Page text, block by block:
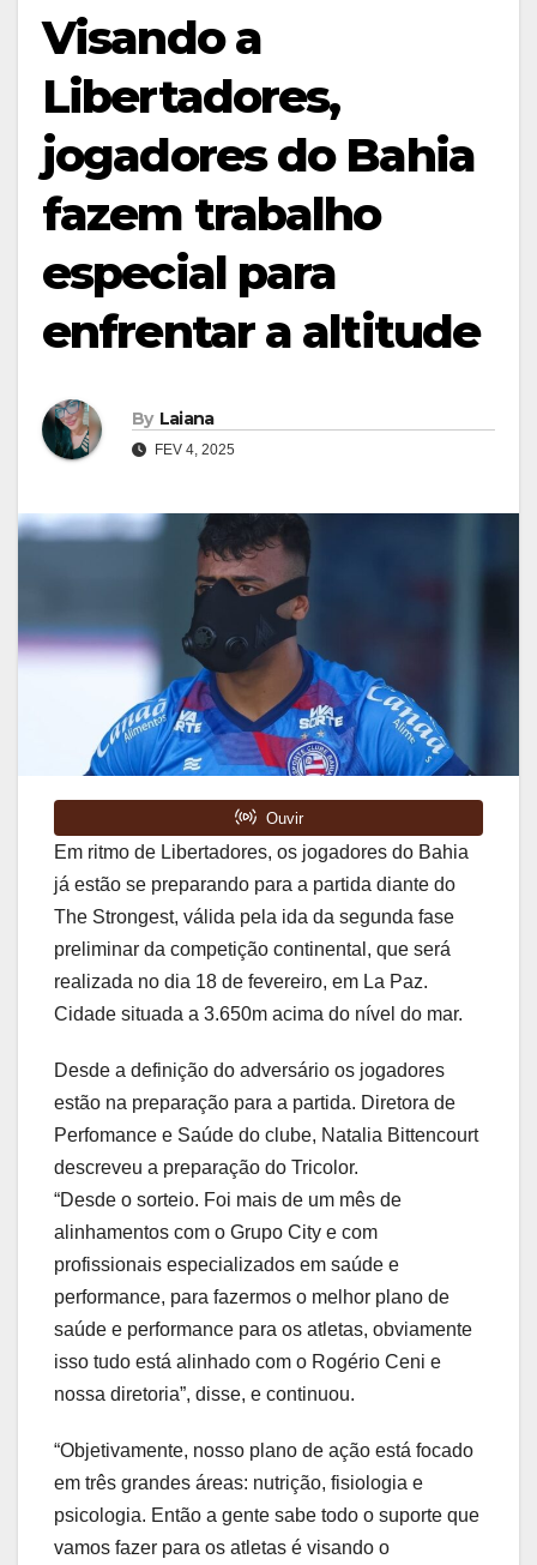
Visando a
Libertadores,
jogadores do Bahia
fazem trabalho
especial para
enfrentar a altitude
By Laiana
FEV 4, 2025
Em ritmo de Libertadores, os jogadores do Bahia
já estão se preparando para a partida diante do
The Strongest, válida pela ida da segunda fase
preliminar da competição continental, que será
realizada no dia 18 de fevereiro, em La Paz.
Cidade situada a 3.650m acima do nível do mar.
Desde a definição do adversário os jogadores
estão na preparação para a partida. Diretora de
Perfomance e Saúde do clube, Natalia Bittencourt
descreveu a preparação do Tricolor.
“Desde o sorteio. Foi mais de um mês de
alinhamentos com o Grupo City e com
profissionais especializados em saúde e
performance, para fazermos o melhor plano de
saúde e performance para os atletas, obviamente
isso tudo está alinhado com o Rogério Ceni e
nossa diretoria”, disse, e continuou.
“Objetivamente, nosso plano de ação está focado
em três grandes áreas: nutrição, fisiologia e
psicologia. Então a gente sabe todo o suporte que
vamos fazer para os atletas é visando o